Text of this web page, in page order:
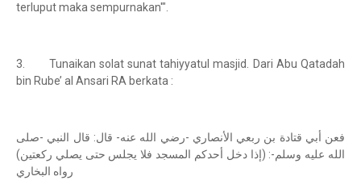
terluput maka sempurnakan'".
3. Tunaikan solat sunat tahiyyatul masjid. Dari Abu Qatadah
bin Rube’ al Ansari RA berkata :
فعن أبي قتادة بن ربعي الأنصاري -رضي الله عنه- قال: قال النبي -صلى
الله عليه وسلم-: (إذا دخل أحدكم المسجد فلا يجلس حتى يصلي ركعتين)
رواه البخاري